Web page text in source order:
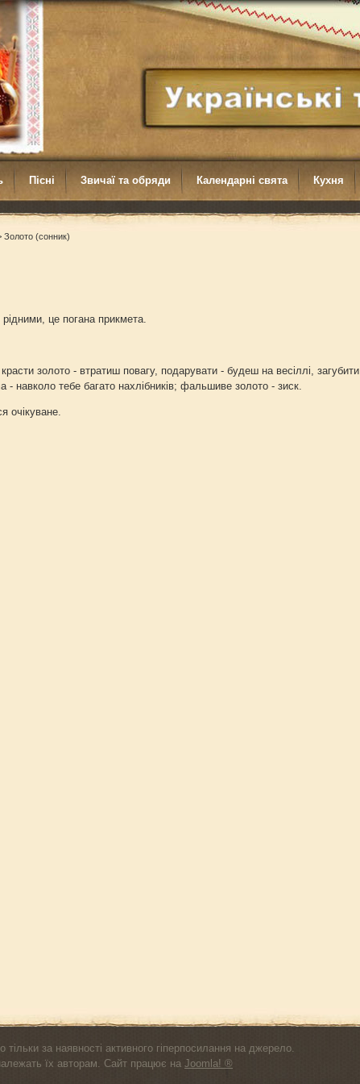
Пісні Звичаї та обряди Календарні свята Кухня
Золото (сонник)
це погана прикмета.
золото - втратиш повагу, подарувати - будеш на весіллі, загубити
- навколо тебе багато нахлібників; фальшиве золото - зиск.
очікуване.
тільки за наявності активного гіперпосилання на джерело.
їх авторам. Сайт працює на Joomla! ®